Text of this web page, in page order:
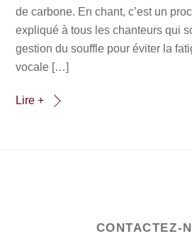
de carbone. En chant, c’est un
expliqué à tous les chanteurs qui
gestion du souffle pour éviter la
vocale […]
Lire +
CONTACTEZ-